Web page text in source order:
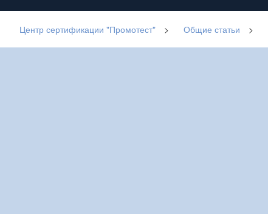
Центр сертификации "Промотест" > Общие статьи >